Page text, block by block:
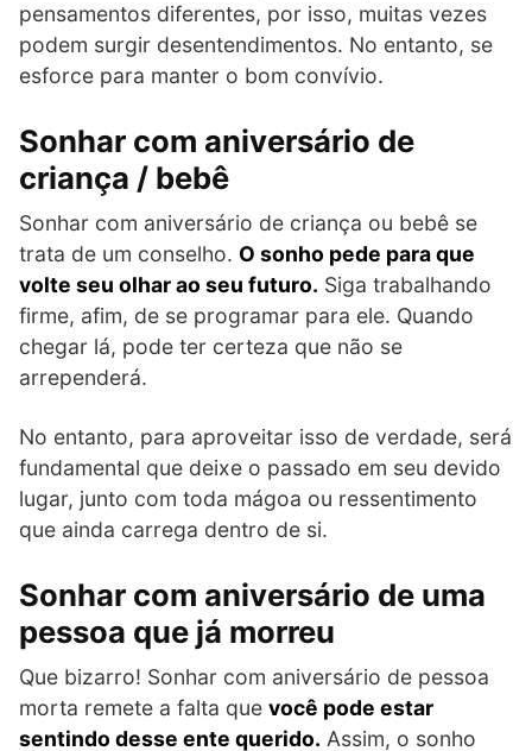
pensamentos diferentes, por isso, muitas vezes
podem surgir desentendimentos. No entanto, se
esforce para manter o bom convívio.
Sonhar com aniversário de
criança / bebê
Sonhar com aniversário de criança ou bebê se
trata de um conselho. O sonho pede para que
volte seu olhar ao seu futuro. Siga trabalhando
firme, afim, de se programar para ele. Quando
chegar lá, pode ter certeza que não se
arrependerá.
No entanto, para aproveitar isso de verdade, será
fundamental que deixe o passado em seu devido
lugar, junto com toda mágoa ou ressentimento
que ainda carrega dentro de si.
Sonhar com aniversário de uma
pessoa que já morreu
Que bizarro! Sonhar com aniversário de pessoa
morta remete a falta que você pode estar
sentindo desse ente querido. Assim, o sonho